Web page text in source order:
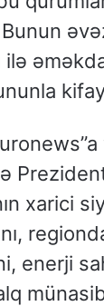
Bunun
ilə
xarici
enerji